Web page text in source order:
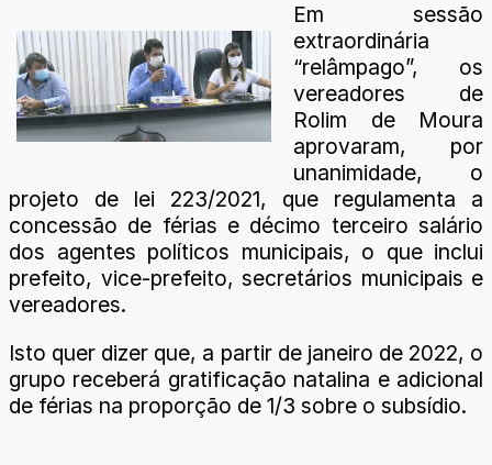
Em sessão
extraordinária
“relâmpago”, os
vereadores de
Rolim de Moura
aprovaram, por
unanimidade, o
projeto de lei 223/2021, que regulamenta a
concessão de férias e décimo terceiro salário
dos agentes políticos municipais, o que inclui
prefeito, vice-prefeito, secretários municipais e
vereadores.
Isto quer dizer que, a partir de janeiro de 2022, o
grupo receberá gratificação natalina e adicional
de férias na proporção de 1/3 sobre o subsídio.